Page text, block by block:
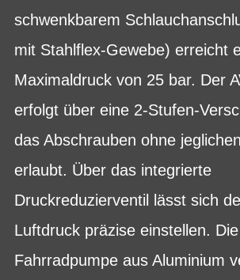
schwenkbarem
mit Stahlflex-Gewebe) erreicht
Maximaldruck von 25 bar. Der
erfolgt über eine 2-Stufen-
das Abschrauben ohne
erlaubt. Über das integrierte
Druckreduzierventil lässt sich
Luftdruck präzise einstellen. Die
Fahrradpumpe aus Aluminium